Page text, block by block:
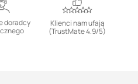
doradcy
Klienci nam ufają
(TrustMate 4.9/5)